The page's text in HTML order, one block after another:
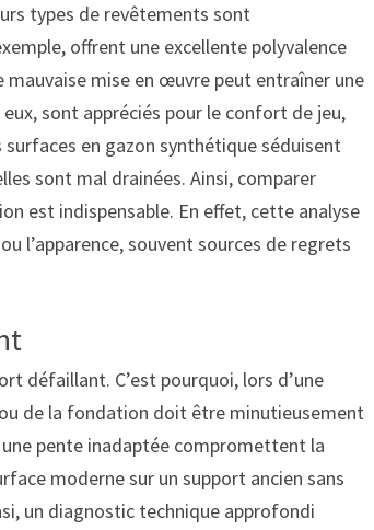
types de revêtements sont
offrent une excellente polyvalence
mise en œuvre peut entraîner une
sont appréciés pour le confort de jeu,
en gazon synthétique séduisent
sont mal drainées. Ainsi, comparer
est indispensable. En effet, cette analyse
l’apparence, souvent sources de regrets
défaillant. C’est pourquoi, lors d’une
de la fondation doit être minutieusement
pente inadaptée compromettent la
moderne sur un support ancien sans
un diagnostic technique approfondi